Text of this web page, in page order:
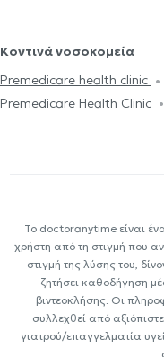
Κοντινά νοσοκομεία
Premedicare health clinic
Premedicare Health Clinic
Το doctoranytime είναι
χρήστη από τη στιγμή που
στιγμή της λύσης του,
ζητήσει καθοδήγηση
βιντεοκλήσης. Οι
συλλεχθεί από
γιατρού/επαγγελματία